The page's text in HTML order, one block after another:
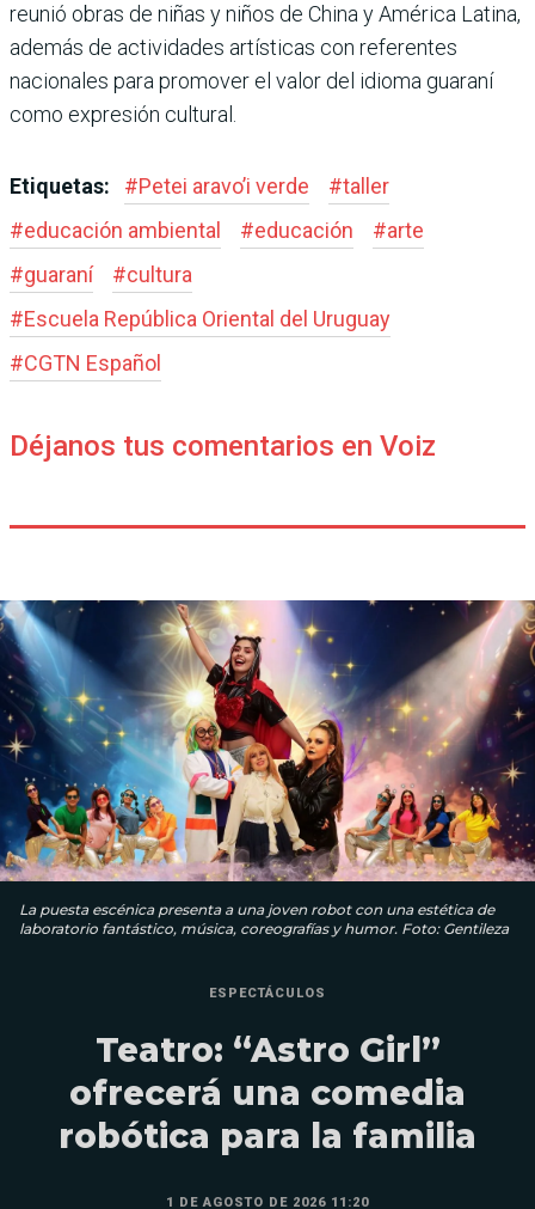
reunió obras de niñas y niños de China y América Latina,
además de actividades artísticas con referentes
nacionales para promover el valor del idioma guaraní
como expresión cultural.
Etiquetas: #Petei aravo’i verde #taller
#educación ambiental #educación #arte
#guaraní #cultura
#Escuela República Oriental del Uruguay
#CGTN Español
Déjanos tus comentarios en Voiz
La puesta escénica presenta a una joven robot con una estética de
laboratorio fantástico, música, coreografías y humor. Foto: Gentileza
ESPECTÁCULOS
Teatro: “Astro Girl”
ofrecerá una comedia
robótica para la familia
1 DE AGOSTO DE 2026 11:20